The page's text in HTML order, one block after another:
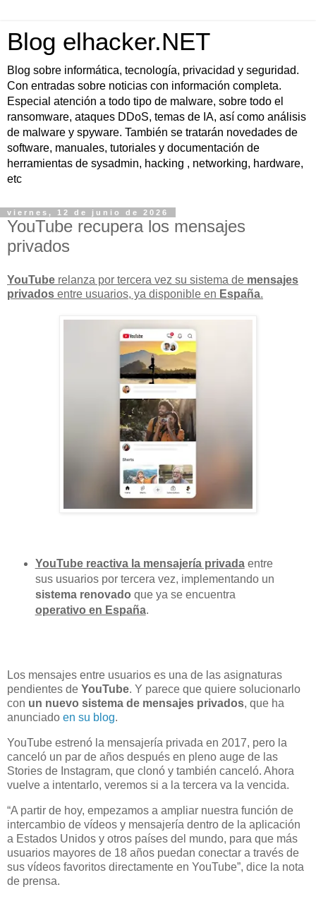
Blog elhacker.NET
Blog sobre informática, tecnología, privacidad y seguridad.
Con entradas sobre noticias con información completa.
Especial atención a todo tipo de malware, sobre todo el
ransomware, ataques DDoS, temas de IA, así como análisis
de malware y spyware. También se tratarán novedades de
software, manuales, tutoriales y documentación de
herramientas de sysadmin, hacking , networking, hardware,
etc
viernes, 12 de junio de 2026
YouTube recupera los mensajes
privados
YouTube relanza por tercera vez su sistema de mensajes
privados entre usuarios, ya disponible en España.
YouTube reactiva la mensajería privadaentre
sus usuarios por tercera vez, implementando un
sistema renovado que ya se encuentra
operativo en España.
Los mensajes entre usuarios es una de las asignaturas
pendientes de YouTube. Y parece que quiere solucionarlo
con un nuevo sistema de mensajes privados, que ha
anunciado en su blog.
YouTube estrenó la mensajería privada en 2017, pero la
canceló un par de años después en pleno auge de las
Stories de Instagram, que clonó y también canceló. Ahora
vuelve a intentarlo, veremos si a la tercera va la vencida.
“A partir de hoy, empezamos a ampliar nuestra función de
intercambio de vídeos y mensajería dentro de la aplicación
a Estados Unidos y otros países del mundo, para que más
usuarios mayores de 18 años puedan conectar a través de
sus vídeos favoritos directamente en YouTube”, dice la nota
de prensa.